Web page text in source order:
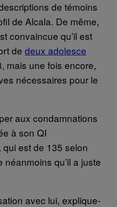
de témoins
de Alcala. De même,
convaincue qu’il est
de deux adolesce​
mais une fois encore,
nécessaires pour le
aux condamnations
à son QI
est de 135 selon
qu’il a juste
avec lui, explique-